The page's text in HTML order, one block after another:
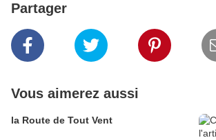
Partager
Vous aimerez aussi
la Route de Tout Vent